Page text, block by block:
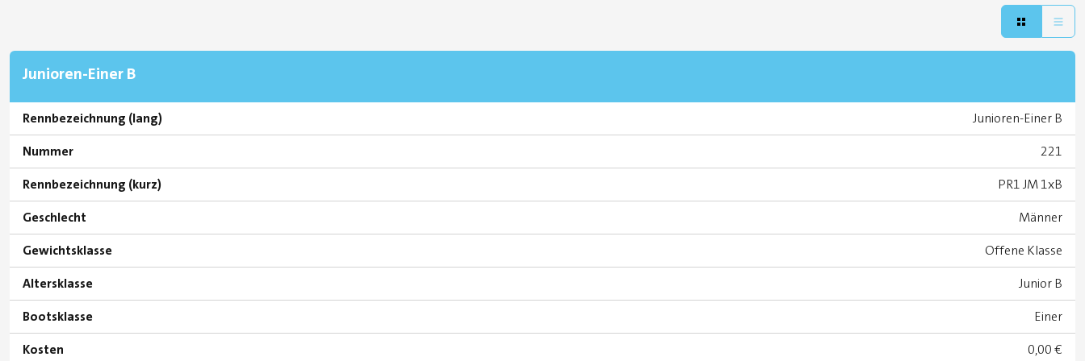
Junioren-Einer B
Rennbezeichnung (lang)
Junioren-Einer B
Nummer
221
Rennbezeichnung (kurz)
PR1 JM 1xB
Geschlecht
Männer
Gewichtsklasse
Offene Klasse
Altersklasse
Junior B
Bootsklasse
Einer
Kosten
0,00 €